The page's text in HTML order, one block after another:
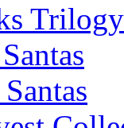
Trilogy